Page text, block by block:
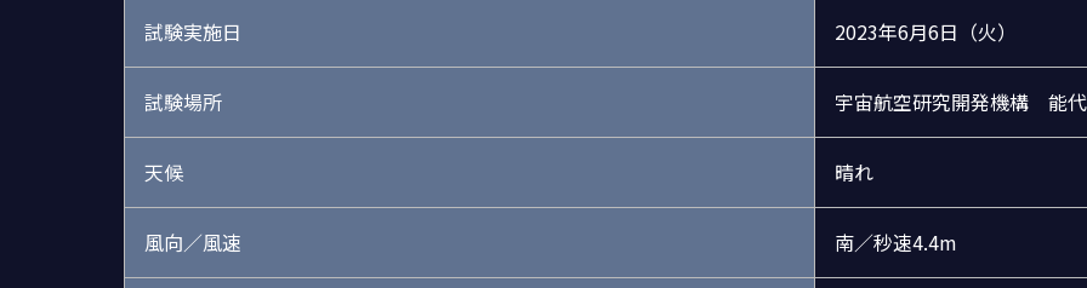
試験実施日 2023年6月6日（火）
試験場所 宇宙航空研究開発機構 能
天候 晴れ
風向／風速 南／秒速4.4m